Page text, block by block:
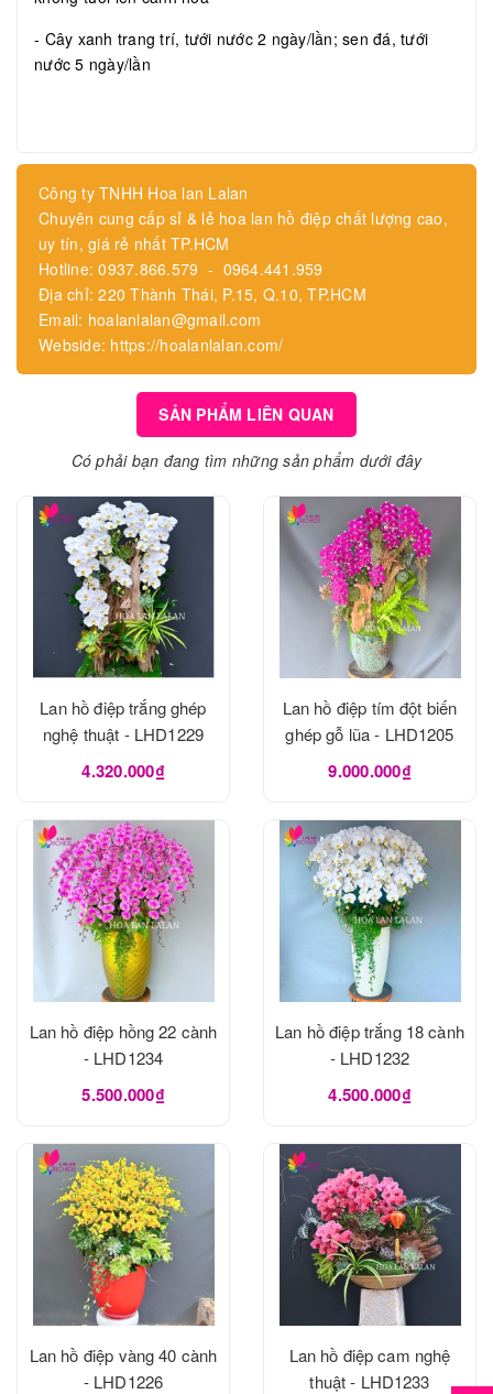
- Cây xanh trang trí, tưới nước 2 ngày/lần; sen đá, tưới
nước 5 ngày/lần
Công ty TNHH Hoa lan Lalan
Chuyên cung cấp sỉ & lẻ hoa lan hồ điệp chất lượng cao,
uy tín, giá rẻ nhất TP.HCM
Hotline: 0937.866.579 - 0964.441.959
Địa chỉ: 220 Thành Thái, P.15, Q.10, TP.HCM
Email: hoalanlalan@gmail.com
Webside: https://hoalanlalan.com/
SẢN PHẨM LIÊN QUAN
Có phải bạn đang tìm những sản phẩm dưới đây
Lan hồ điệp trắng ghép
nghệ thuật - LHD1229
4.320.000₫
Lan hồ điệp tím đột biến
ghép gỗ lũa - LHD1205
9.000.000₫
Lan hồ điệp hồng 22 cành
- LHD1234
5.500.000₫
Lan hồ điệp trắng 18 cành
- LHD1232
4.500.000₫
Lan hồ điệp vàng 40 cành
- LHD1226
Lan hồ điệp cam nghệ
thuật - LHD1233